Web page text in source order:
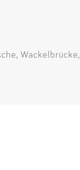
Wackelbrücke,